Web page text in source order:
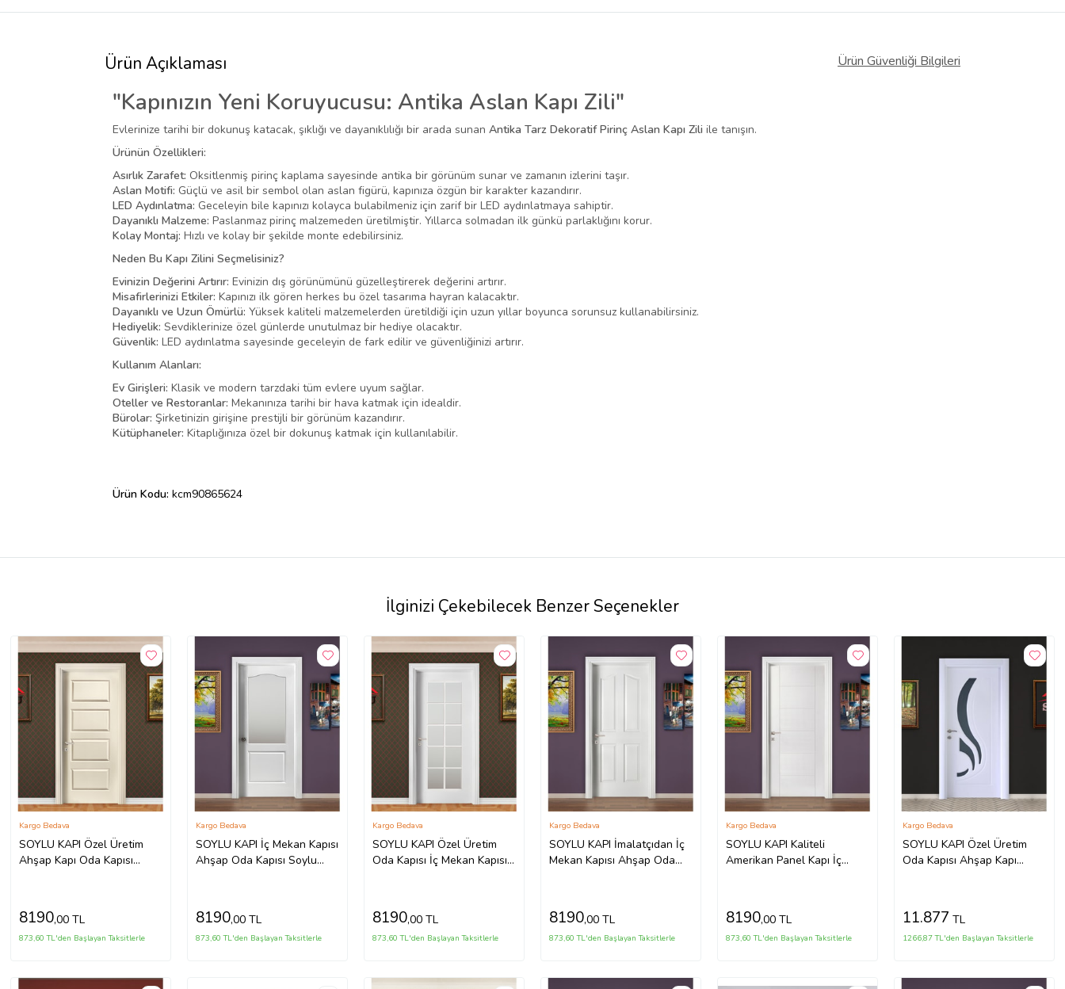
Ürün Açıklaması Ürün Güvenliği Bilgileri
"Kapınızın Yeni Koruyucusu: Antika Aslan Kapı Zili"
Evlerinize tarihi bir dokunuş katacak, şıklığı ve dayanıklılığı bir arada sunan Antika Tarz Dekoratif Pirinç Aslan Kapı Zili ile tanışın.
Ürünün Özellikleri:
Asırlık Zarafet: Oksitlenmiş pirinç kaplama sayesinde antika bir görünüm sunar ve zamanın izlerini taşır.
Aslan Motifi: Güçlü ve asil bir sembol olan aslan figürü, kapınıza özgün bir karakter kazandırır.
LED Aydınlatma: Geceleyin bile kapınızı kolayca bulabilmeniz için zarif bir LED aydınlatmaya sahiptir.
Dayanıklı Malzeme: Paslanmaz pirinç malzemeden üretilmiştir. Yıllarca solmadan ilk günkü parlaklığını korur.
Kolay Montaj: Hızlı ve kolay bir şekilde monte edebilirsiniz.
Neden Bu Kapı Zilini Seçmelisiniz?
Evinizin Değerini Artırır: Evinizin dış görünümünü güzelleştirerek değerini artırır.
Misafirlerinizi Etkiler: Kapınızı ilk gören herkes bu özel tasarıma hayran kalacaktır.
Dayanıklı ve Uzun Ömürlü: Yüksek kaliteli malzemelerden üretildiği için uzun yıllar boyunca sorunsuz kullanabilirsiniz.
Hediyelik: Sevdiklerinize özel günlerde unutulmaz bir hediye olacaktır.
Güvenlik: LED aydınlatma sayesinde geceleyin de fark edilir ve güvenliğinizi artırır.
Kullanım Alanları:
Ev Girişleri: Klasik ve modern tarzdaki tüm evlere uyum sağlar.
Oteller ve Restoranlar: Mekanınıza tarihi bir hava katmak için idealdir.
Bürolar: Şirketinizin girişine prestijli bir görünüm kazandırır.
Kütüphaneler: Kitaplığınıza özel bir dokunuş katmak için kullanılabilir.
Ürün Kodu: kcm90865624
İlginizi Çekebilecek Benzer Seçenekler
SOYLU KAPI Özel Üretim
Ahşap Kapı Oda Kapısı
Kargo Bedava
8190,00 TL
873,60 TL'den Başlayan Taksitlerle
SOYLU KAPI İç Mekan Kapısı
Ahşap Oda Kapısı Soylu
Kargo Bedava
8190,00 TL
873,60 TL'den Başlayan Taksitlerle
SOYLU KAPI Özel Üretim
Oda Kapısı İç Mekan Kapısı
Kargo Bedava
8190,00 TL
873,60 TL'den Başlayan Taksitlerle
SOYLU KAPI İmalatçıdan İç
Mekan Kapısı Ahşap Oda
Kargo Bedava
8190,00 TL
873,60 TL'den Başlayan Taksitlerle
SOYLU KAPI Kaliteli
Amerikan Panel Kapı İç
Kargo Bedava
8190,00 TL
873,60 TL'den Başlayan Taksitlerle
SOYLU KAPI Özel Üretim
Oda Kapısı Ahşap Kapı
Kargo Bedava
11.877 TL
1266,87 TL'den Başlayan Taksitlerle